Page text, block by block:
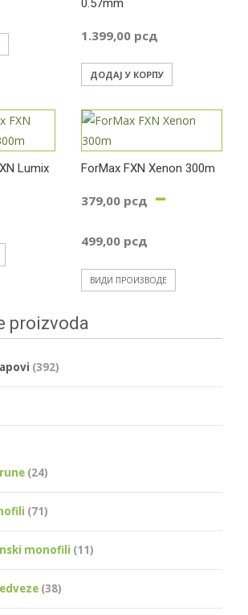
рсд
рсд
0.57mm
1.399,00 рсд
ДОДАЈ У КОРПУ
Lumix
ForMax FXN Xenon 300m
379,00 рсд –
499,00 рсд
цена:
до
ВИДИ ПРОИЗВОДЕ
proizvoda
(392)
(24)
(71)
monofili (11)
(38)